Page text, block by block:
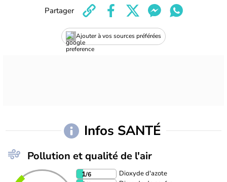
Ajouter à vos sources préférées
Partager
Infos SANTÉ
Pollution et qualité de l'air
1/6 Dioxyde d'azote